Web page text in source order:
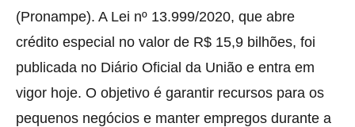
(Pronampe). A Lei nº 13.999/2020, que abre
crédito especial no valor de R$ 15,9 bilhões, foi
publicada no Diário Oficial da União e entra em
vigor hoje. O objetivo é garantir recursos para os
pequenos negócios e manter empregos durante a